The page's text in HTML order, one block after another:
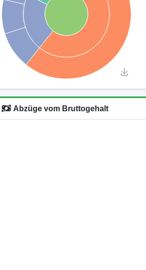
Abzüge vom Bruttogehalt